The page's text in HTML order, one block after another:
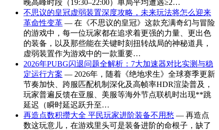
晚高峰时段（19:30–22:00）单局平均遭遇≥2…
不思议的皇冠虚弱装置深度攻略，未来玩法将怎么迎来
革命性变革 — 在《不思议的皇冠》这款充满奇幻与冒险
的游戏中，每一位玩家都在追求着更强的力量、更出色
的装备，以及那些能在关键时刻扭转战局的神秘道具，
虚弱装置作为游戏中的一款重要…
2026年PUBG闪退问题全解析：7大加速器对比实测与稳
定运行方案 — 2026年，随着《绝地求生》全球赛季更新
节奏加快、跨服匹配机制深化及高帧率HDR渲染普及，
玩家普遍反馈在亚服、美服等海外节点联机时出现**跳
延迟（瞬时延迟跃升至…
再造点数积攒大全 平民玩家进阶装备不用愁 — 再造点
数这玩意儿，在游戏里头可是装备进阶的命根子，缺了